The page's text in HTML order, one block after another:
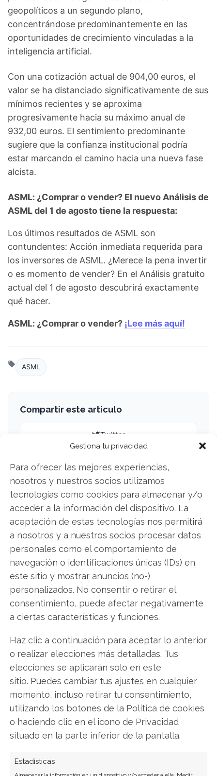
Gestiona tu privacidad
Para ofrecer las mejores experiencias,
nosotros y nuestros socios utilizamos
tecnologías como cookies para almacenar y/o
acceder a la información del dispositivo. La
aceptación de estas tecnologías nos permitirá
a nosotros y a nuestros socios procesar datos
personales como el comportamiento de
navegación o identificaciones únicas (IDs) en
este sitio y mostrar anuncios (no-)
personalizados. No consentir o retirar el
consentimiento, puede afectar negativamente
a ciertas características y funciones.
Haz clic a continuación para aceptar lo anterior
o realizar elecciones más detalladas. Tus
elecciones se aplicarán solo en este
sitio. Puedes cambiar tus ajustes en cualquier
momento, incluso retirar tu consentimiento,
utilizando los botones de la Política de cookies
o haciendo clic en el icono de Privacidad
situado en la parte inferior de la pantalla.
Estadísticas
Almacenar la información en un dispositivo y/o acceder a ella, Medir
geopolíticos a un segundo plano,
concentrándose predominantemente en las
oportunidades de crecimiento vinculadas a la
inteligencia artificial.
Con una cotización actual de 904,00 euros, el
valor se ha distanciado significativamente de sus
mínimos recientes y se aproxima
progresivamente hacia su máximo anual de
932,00 euros. El sentimiento predominante
sugiere que la confianza institucional podría
estar marcando el camino hacia una nueva fase
alcista.
ASML: ¿Comprar o vender? El nuevo Análisis de
ASML del 1 de agosto tiene la respuesta:
Los últimos resultados de ASML son
contundentes: Acción inmediata requerida para
los inversores de ASML. ¿Merece la pena invertir
o es momento de vender? En el Análisis gratuito
actual del 1 de agosto descubrirá exactamente
qué hacer.
ASML: ¿Comprar o vender? ¡Lee más aquí!
ASML
Compartir este artículo
Twitter
LinkedIn
Copiar enlace
SOBRE EL AUTOR
Carmen Ruiz López
transformación digital con más de 8 años de
experiencia. Experta en inteligencia artificial,
ciberseguridad y startups tecnológicas.
Ver todos los artículos →